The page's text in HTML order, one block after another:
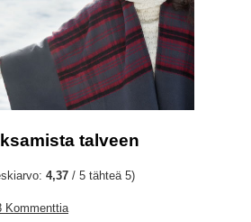
talveen
4,37 / 5 tähteä 5)
Kommenttia